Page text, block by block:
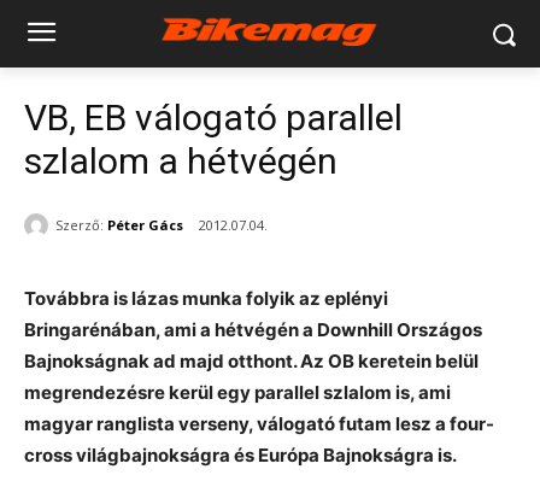
VB, EB válogató parallel
szlalom a hétvégén
Szerző: Péter Gács 2012.07.04.
Továbbra is lázas munka folyik az eplényi
Bringarénában, ami a hétvégén a Downhill Országos
Bajnokságnak ad majd otthont. Az OB keretein belül
megrendezésre kerül egy parallel szlalom is, ami
magyar ranglista verseny, válogató futam lesz a four-
cross világbajnokságra és Európa Bajnokságra is.